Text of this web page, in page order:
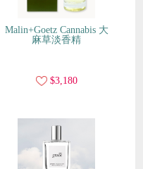
Malin+Goetz Cannabis 大
麻草淡香精
$3,180